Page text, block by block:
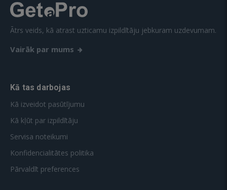
Ātrs veids, kā atrast uzticamu izpildītāju jebkuram uzdevumam.
Vairāk par mums
Kā tas darbojas
Kā izveidot pasūtījumu
Kā kļūt par izpildītāju
Servisa noteikumi
Konfidencialitātes politika
Pārvaldīt preferences